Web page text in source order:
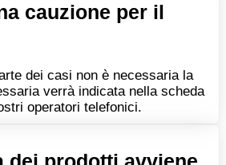
cauzione per il
dei casi non è necessaria la
verrà indicata nella scheda
operatori telefonici.